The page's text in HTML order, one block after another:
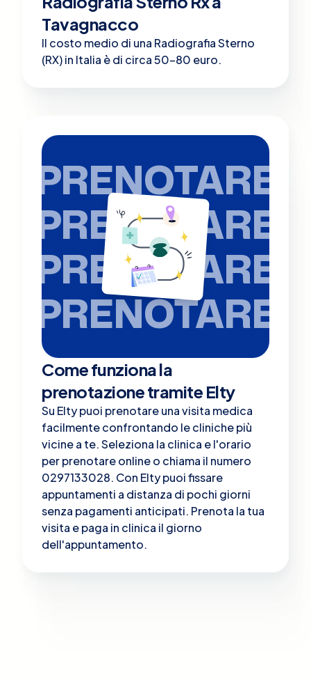
Tavagnacco
Il costo medio di una Radiografia Sterno
(RX) in Italia è di circa 50-80 euro.
PRENOTARE
PRENOTARE
PRENOTARE
PRENOTARE
Come funziona la
prenotazione tramite Elty
Su Elty puoi prenotare una visita medica
facilmente confrontando le cliniche più
vicine a te. Seleziona la clinica e l'orario
per prenotare online o chiama il numero
0297133028. Con Elty puoi fissare
appuntamenti a distanza di pochi giorni
senza pagamenti anticipati. Prenota la tua
visita e paga in clinica il giorno
dell'appuntamento.